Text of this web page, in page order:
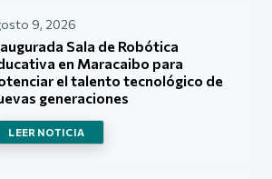
9, 2026
Sala de Robótica
en Maracaibo para
el talento tecnológico de
generaciones
LEER NOTICIA